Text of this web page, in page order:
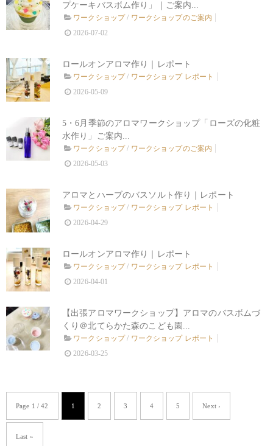
プケーキバスボム作り」｜ご案内...
ワークショップ/ ワークショップのご案内
2026-07-02
ロールオンアロマ作り｜レポート
ワークショップ/ ワークショップ レポート
2026-05-09
5・6月季節のアロマワークショップ「ローズの化粧
水作り」ご案内...
ワークショップ/ ワークショップのご案内
2026-05-03
アロマとハーブのバスソルト作り｜レポート
ワークショップ/ ワークショップ レポート
2026-04-29
ロールオンアロマ作り｜レポート
ワークショップ/ ワークショップ レポート
2026-04-01
【出張アロマワークショップ】アロマのバスボムづ
くり＠北てらかた森のこども園...
ワークショップ/ ワークショップ レポート
2026-03-25
Page 1 / 42 1 2 3 4 5 Next ›
Last »